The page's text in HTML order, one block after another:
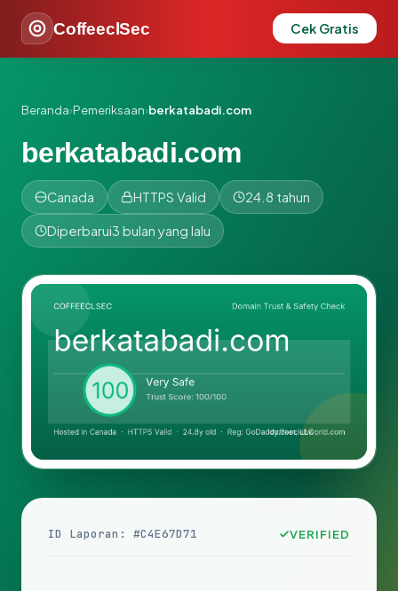
CoffeeclSec Cek Gratis
Beranda›Pemeriksaan›berkatabadi.com
berkatabadi.com
Canada HTTPS Valid 24.8 tahun
Diperbarui3 bulan yang lalu
ID Laporan: #C4E67D71 VERIFIED